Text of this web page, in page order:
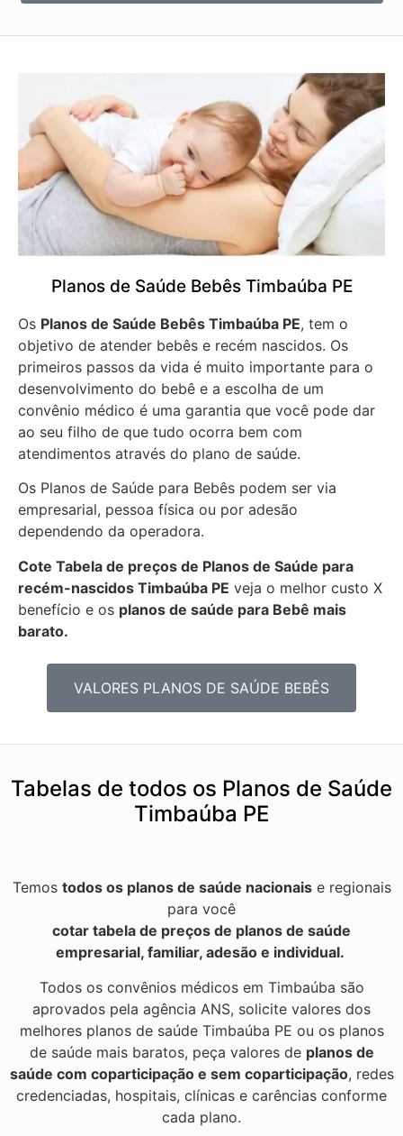
Planos de Saúde Bebês Timbaúba PE
Os Planos de Saúde Bebês Timbaúba PE, tem o
objetivo de atender bebês e recém nascidos. Os
primeiros passos da vida é muito importante para o
desenvolvimento do bebê e a escolha de um
convênio médico é uma garantia que você pode dar
ao seu filho de que tudo ocorra bem com
atendimentos através do plano de saúde.
Os Planos de Saúde para Bebês podem ser via
empresarial, pessoa física ou por adesão
dependendo da operadora.
Cote Tabela de preços de Planos de Saúde para
recém-nascidos Timbaúba PE veja o melhor custo X
benefício e os planos de saúde para Bebê mais
barato.
VALORES PLANOS DE SAÚDE BEBÊS
Tabelas de todos os Planos de Saúde
Timbaúba PE
Temos todos os planos de saúde nacionaise regionais
para você
cotar tabela de preços de planos de saúde
empresarial, familiar, adesão e individual.
Todos os convênios médicos em Timbaúba são
aprovados pela agência ANS, solicite valores dos
melhores planos de saúde Timbaúba PE ou os planos
de saúde mais baratos, peça valores de planos de
saúde com coparticipação e sem coparticipação, redes
credenciadas, hospitais, clínicas e carências conforme
cada plano.